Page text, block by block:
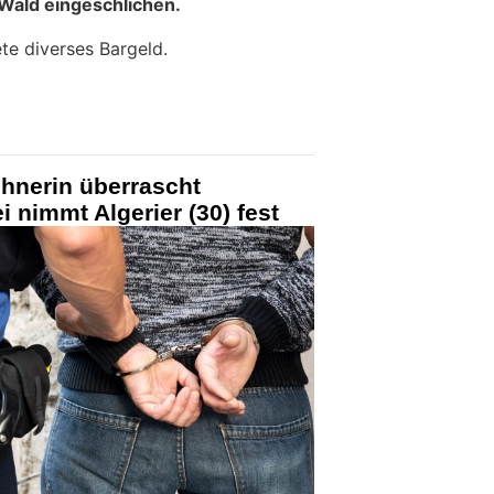
diverses Bargeld.
überrascht
nimmt Algerier (30) fest